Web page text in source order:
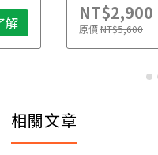
解 NT$2,900
原價NT$5,600
相關文章